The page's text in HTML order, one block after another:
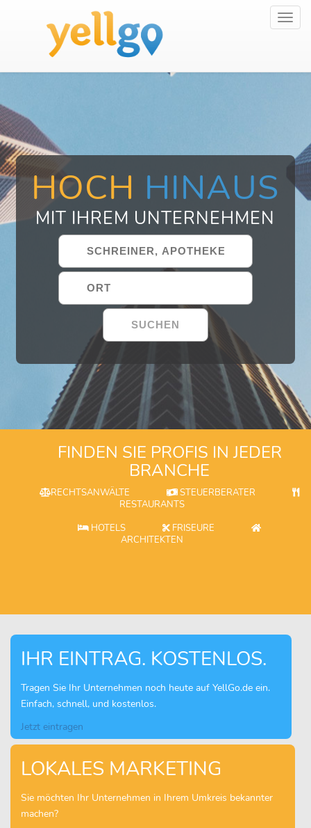
HOCH HINAUS
MIT IHREM UNTERNEHMEN
FINDEN SIE PROFIS IN JEDER
BRANCHE
RECHTSANWÄLTE
STEUERBERATER
RESTAURANTS
HOTELS
FRISEURE
ARCHITEKTEN
IHR EINTRAG. KOSTENLOS.
Tragen Sie Ihr Unternehmen noch heute auf YellGo.de ein.
Einfach, schnell, und kostenlos.
Jetzt eintragen
LOKALES MARKETING
Sie möchten Ihr Unternehmen in Ihrem Umkreis bekannter
machen?